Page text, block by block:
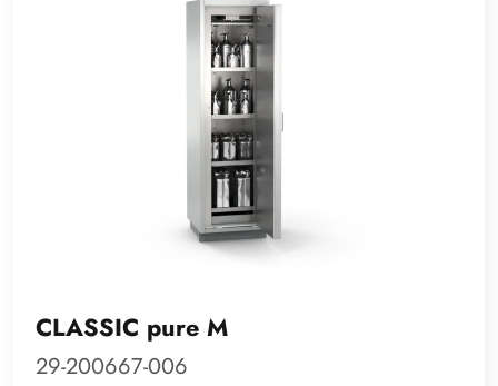
CLASSIC pure M
29-200667-006